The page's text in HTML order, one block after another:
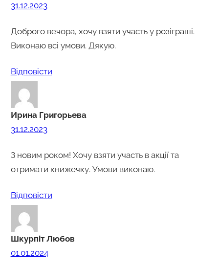
31.12.2023
Доброго вечора, хочу взяти участь у розіграші.
Виконаю всі умови. Дякую.
Відповіcти
Ирина Григорьева
31.12.2023
З новим роком! Хочу взяти участь в акції та
отримати книжечку. Умови виконаю.
Відповіcти
Шкурпіт Любов
01.01.2024